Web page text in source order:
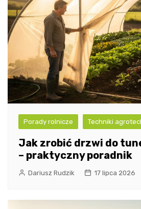
Porady rolnicze Techniki
Jak zrobić drzwi do
– praktyczny poradnik
Dariusz Rudzik 17 lipca 2026